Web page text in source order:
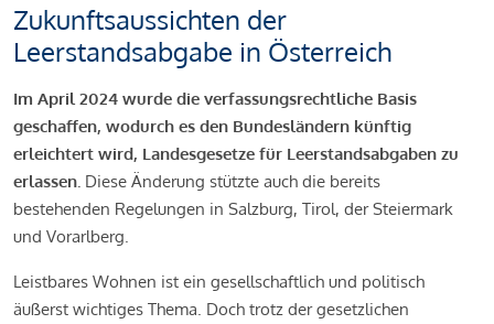
Zukunftsaussichten der
Leerstandsabgabe in Österreich
Im April 2024 wurde die verfassungsrechtliche Basis
geschaffen, wodurch es den Bundesländern künftig
erleichtert wird, Landesgesetze für Leerstandsabgaben zu
erlassen. Diese Änderung stützte auch die bereits
bestehenden Regelungen in Salzburg, Tirol, der Steiermark
und Vorarlberg.
Leistbares Wohnen ist ein gesellschaftlich und politisch
äußerst wichtiges Thema. Doch trotz der gesetzlichen